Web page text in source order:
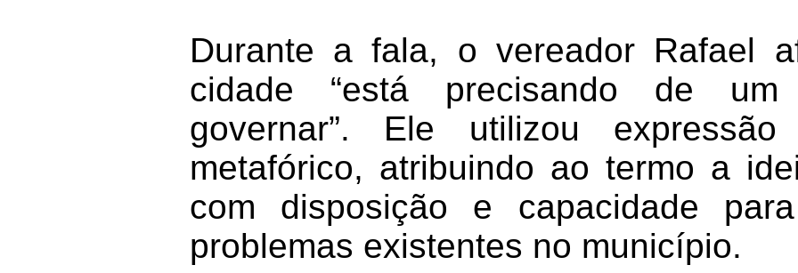
Durante a fala, o vereador Rafael
cidade “está precisando de
governar”. Ele utilizou
metafórico, atribuindo ao termo a
com disposição e capacidade
problemas existentes no município.